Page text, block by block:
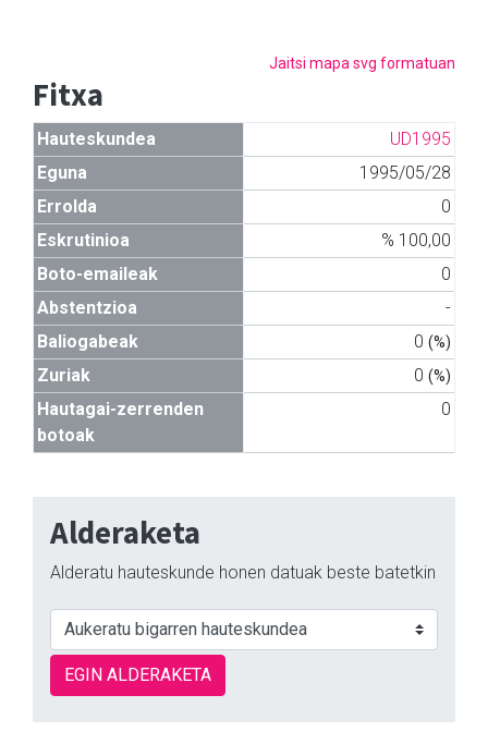
Jaitsi mapa svg formatuan
Fitxa
Hauteskundea
UD1995
Eguna
1995/05/28
Errolda
0
Eskrutinioa
% 100,00
Boto-emaileak
0
Abstentzioa
-
Baliogabeak
0 (%)
Zuriak 0 (%)
Hautagai-zerrenden
botoak
0
Alderaketa
Alderatu hauteskunde honen datuak beste batetkin
EGIN ALDERAKETA